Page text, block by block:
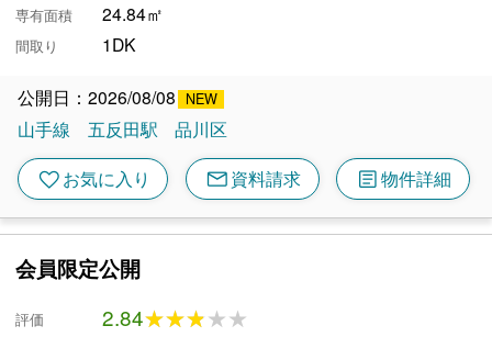
専有面積 24.84㎡
間取り 1DK
公開日：2026/08/08
山手線
五反田駅 品川区
favoriteお気に入り mail資料請求 article物件詳細
会員限定公開
評価 2.84★★★★★
★★★★★